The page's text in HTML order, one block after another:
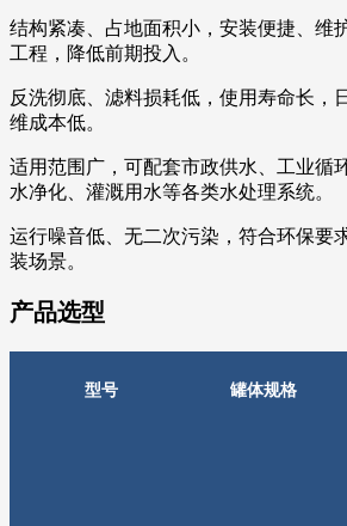
结构紧凑、占地面积小，安装便捷、维
工程，降低前期投入。
反洗彻底、滤料损耗低，使用寿命长，
维成本低。
适用范围广，可配套市政供水、工业循
水净化、灌溉用水等各类水处理系统。
运行噪音低、无二次污染，符合环保要
装场景。
产品选型
型号 罐体规格